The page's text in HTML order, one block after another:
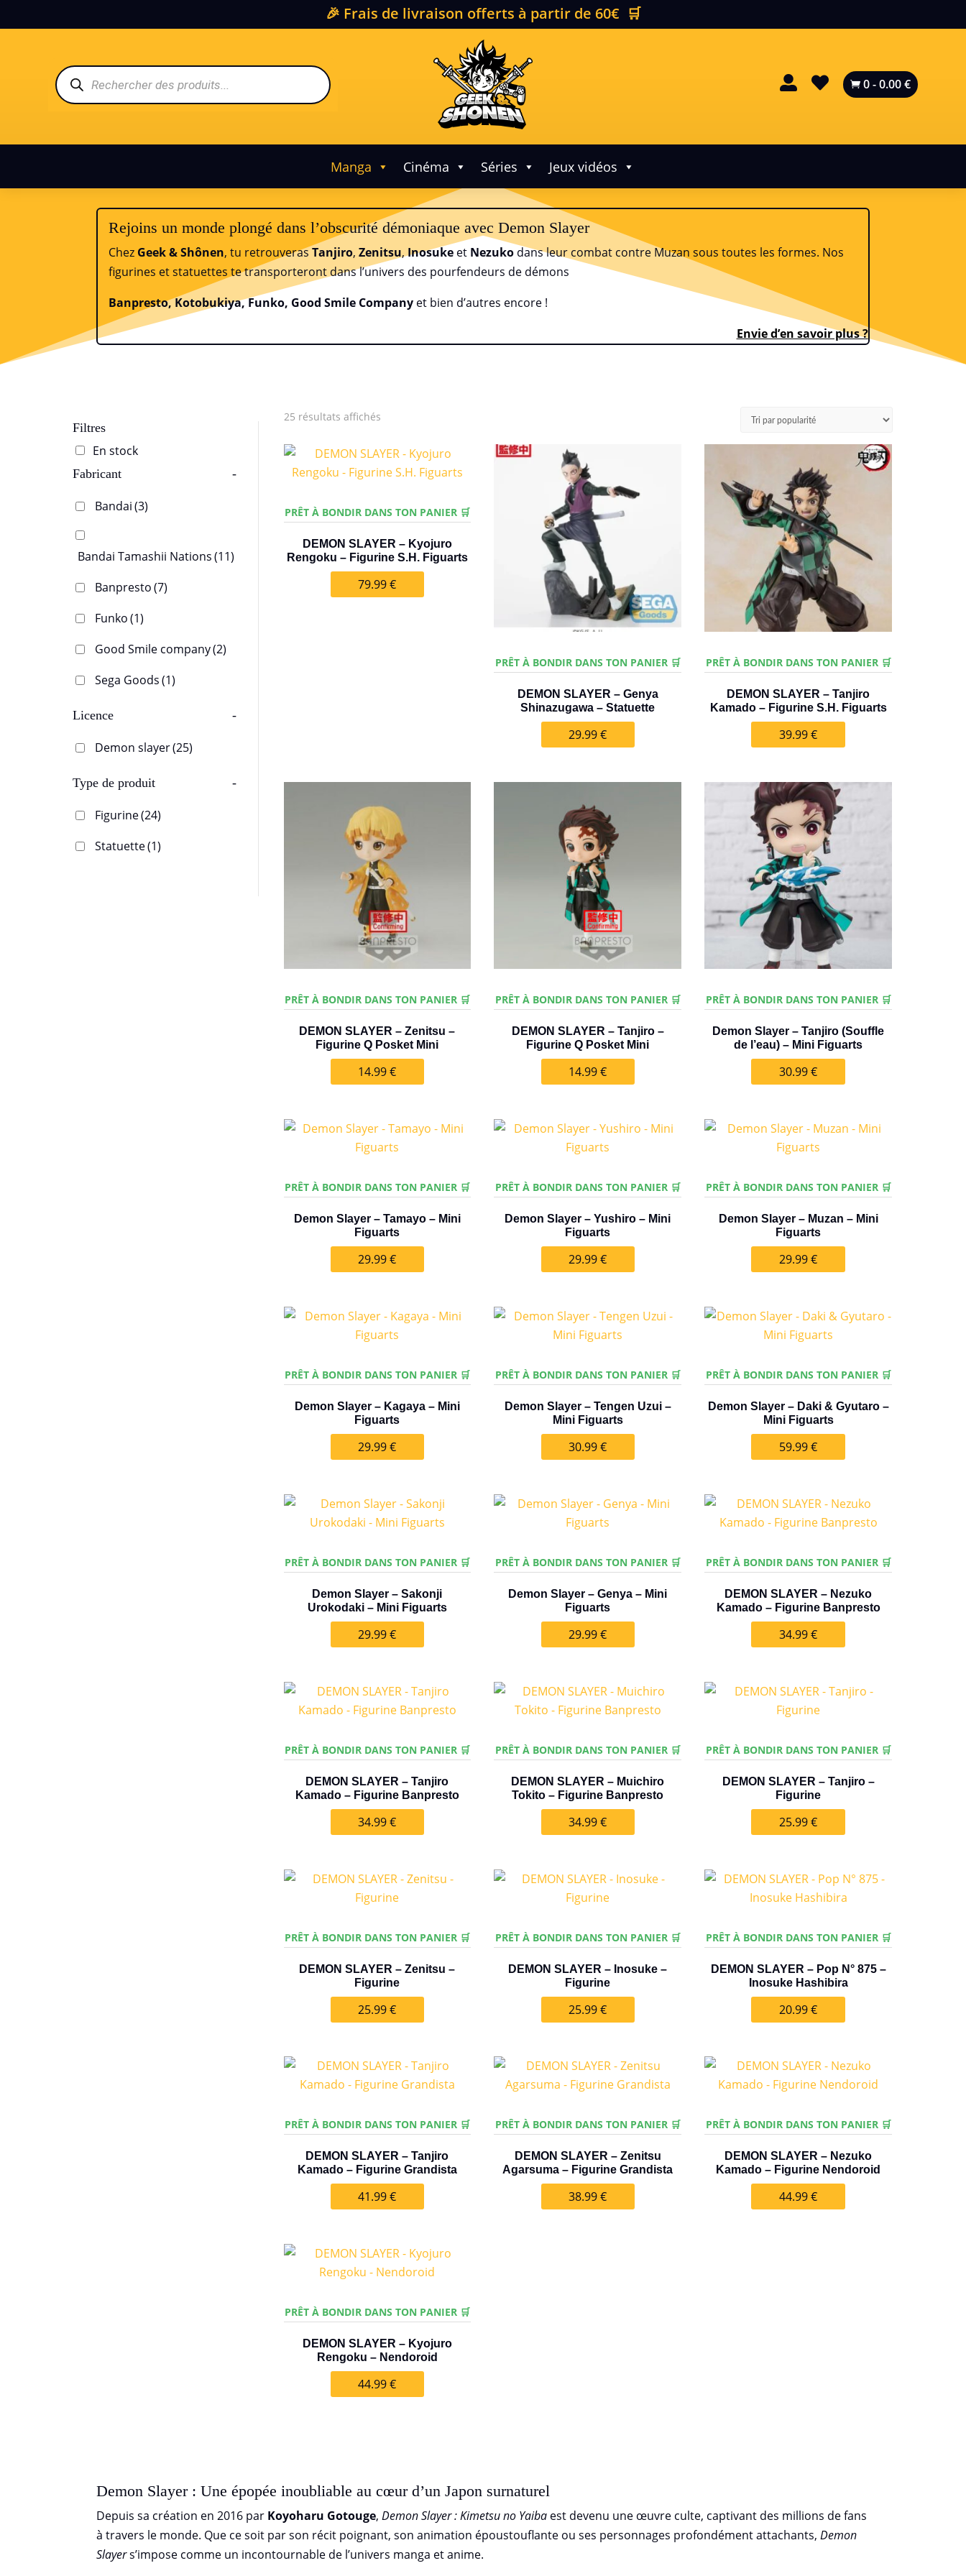
🎉 Frais de livraison offerts à partir de 60€ 🛒
Recherche
de
produits
   0-0.00€
Manga Cinéma Séries Jeux vidéos
Rejoins un monde plongé dans l’obscurité démoniaque avec Demon Slayer
Chez Geek & Shônen, tu retrouverasTanjiro,Zenitsu,Inosuke et Nezuko dans leur combat contre Muzan sous toutes les formes. Nos
figurines et statuettes te transporteront dans l’univers des pourfendeurs de démons
Banpresto, Kotobukiya, Funko, Good Smile Company et bien d’autres encore !
Envie d’en savoir plus ?
Filtres
En stock
Fabricant -
Bandai(3)
Bandai Tamashii Nations(11)
Banpresto(7)
Funko(1)
Good Smile company(2)
Sega Goods(1)
Licence -
Demon slayer(25)
Type de produit -
Figurine(24)
Statuette(1)
25 résultats affichésTrié
popularité
PRÊT À BONDIR DANS TON PANIER 🛒
DEMON SLAYER – Kyojuro
Rengoku – Figurine S.H. Figuarts
79.99€
PRÊT À BONDIR DANS TON PANIER 🛒
DEMON SLAYER – Genya
Shinazugawa – Statuette
29.99€
PRÊT À BONDIR DANS TON PANIER 🛒
DEMON SLAYER – Tanjiro
Kamado – Figurine S.H. Figuarts
39.99€
PRÊT À BONDIR DANS TON PANIER 🛒
DEMON SLAYER – Zenitsu –
Figurine Q Posket Mini
14.99€
PRÊT À BONDIR DANS TON PANIER 🛒
DEMON SLAYER – Tanjiro –
Figurine Q Posket Mini
14.99€
PRÊT À BONDIR DANS TON PANIER 🛒
Demon Slayer – Tanjiro (Souffle
de l’eau) – Mini Figuarts
30.99€
PRÊT À BONDIR DANS TON PANIER 🛒
Demon Slayer – Tamayo – Mini
Figuarts
29.99€
PRÊT À BONDIR DANS TON PANIER 🛒
Demon Slayer – Yushiro – Mini
Figuarts
29.99€
PRÊT À BONDIR DANS TON PANIER 🛒
Demon Slayer – Muzan – Mini
Figuarts
29.99€
PRÊT À BONDIR DANS TON PANIER 🛒
Demon Slayer – Kagaya – Mini
Figuarts
29.99€
PRÊT À BONDIR DANS TON PANIER 🛒
Demon Slayer – Tengen Uzui –
Mini Figuarts
30.99€
PRÊT À BONDIR DANS TON PANIER 🛒
Demon Slayer – Daki & Gyutaro –
Mini Figuarts
59.99€
PRÊT À BONDIR DANS TON PANIER 🛒
Demon Slayer – Sakonji
Urokodaki – Mini Figuarts
29.99€
PRÊT À BONDIR DANS TON PANIER 🛒
Demon Slayer – Genya – Mini
Figuarts
29.99€
PRÊT À BONDIR DANS TON PANIER 🛒
DEMON SLAYER – Nezuko
Kamado – Figurine Banpresto
34.99€
PRÊT À BONDIR DANS TON PANIER 🛒
DEMON SLAYER – Tanjiro
Kamado – Figurine Banpresto
34.99€
PRÊT À BONDIR DANS TON PANIER 🛒
DEMON SLAYER – Muichiro
Tokito – Figurine Banpresto
34.99€
PRÊT À BONDIR DANS TON PANIER 🛒
DEMON SLAYER – Tanjiro –
Figurine
25.99€
PRÊT À BONDIR DANS TON PANIER 🛒
DEMON SLAYER – Zenitsu –
Figurine
25.99€
PRÊT À BONDIR DANS TON PANIER 🛒
DEMON SLAYER – Inosuke –
Figurine
25.99€
PRÊT À BONDIR DANS TON PANIER 🛒
DEMON SLAYER – Pop N° 875 –
Inosuke Hashibira
20.99€
PRÊT À BONDIR DANS TON PANIER 🛒
DEMON SLAYER – Tanjiro
Kamado – Figurine Grandista
41.99€
PRÊT À BONDIR DANS TON PANIER 🛒
DEMON SLAYER – Zenitsu
Agarsuma – Figurine Grandista
38.99€
PRÊT À BONDIR DANS TON PANIER 🛒
DEMON SLAYER – Nezuko
Kamado – Figurine Nendoroid
44.99€
PRÊT À BONDIR DANS TON PANIER 🛒
DEMON SLAYER – Kyojuro
Rengoku – Nendoroid
44.99€
Demon Slayer : Une épopée inoubliable au cœur d’un Japon surnaturel
Depuis sa création en 2016 par Koyoharu Gotouge,Demon Slayer : Kimetsu no Yaiba est devenu une œuvre culte, captivant des millions de fans
à travers le monde. Que ce soit par son récit poignant, son animation époustouflante ou ses personnages profondément attachants,Demon
Slayers’impose comme un incontournable de l’univers manga et anime.